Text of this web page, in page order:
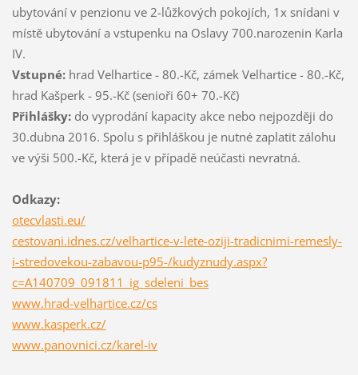
ubytování v penzionu ve 2-lůžkových pokojích, 1x snídani v
místě ubytování a vstupenku na Oslavy 700.narozenin Karla
IV.
Vstupné:hrad Velhartice - 80.-Kč, zámek Velhartice - 80.-Kč,
hrad Kašperk - 95.-Kč (senioři 60+ 70.-Kč)
Přihlášky: do vyprodání kapacity akce nebo nejpozději do
30.dubna 2016. Spolu s přihláškou je nutné zaplatit zálohu
ve výši 500.-Kč, která je v případě neúčasti nevratná.
Odkazy:
otecvlasti.eu/
cestovani.idnes.cz/velhartice-v-lete-oziji-tradicnimi-remesly-
i-stredovekou-zabavou-p95-/kudyznudy.aspx?
c=A140709_091811_ig_sdeleni_bes
www.hrad-velhartice.cz/cs
www.kasperk.cz/
www.panovnici.cz/karel-iv